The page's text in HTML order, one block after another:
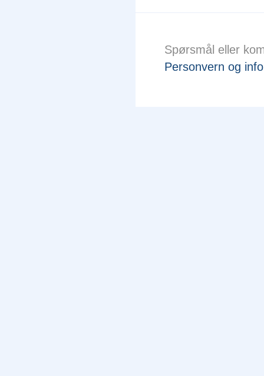
Spørsmål eller
Personvern og